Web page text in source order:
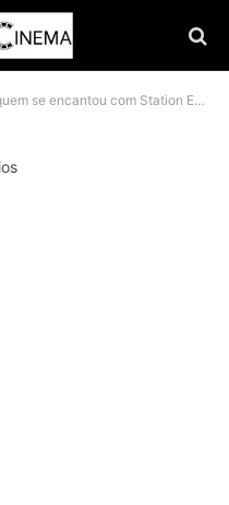
se encantou com Station Eleven